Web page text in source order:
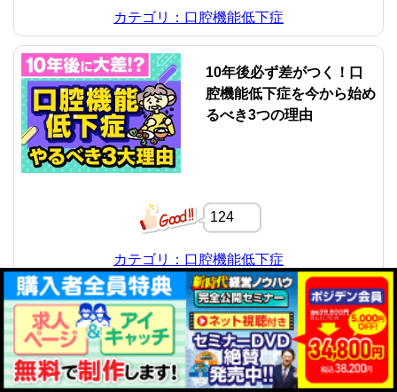
カテゴリ：口腔機能低下症
10年後必ず差がつく！口
腔機能低下症を今から始め
るべき3つの理由
124
カテゴリ：口腔機能低下症
ほとんどの医院が不十分?!
今すぐチェック！イザとい
う時に役立たない災害保険